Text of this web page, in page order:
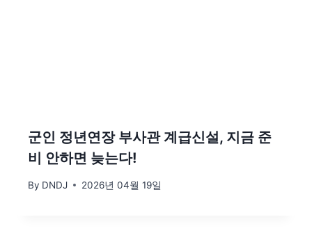
군인 정년연장 부사관 계급신설, 지금 준
비 안하면 늦는다!
By DNDJ 2026년 04월 19일